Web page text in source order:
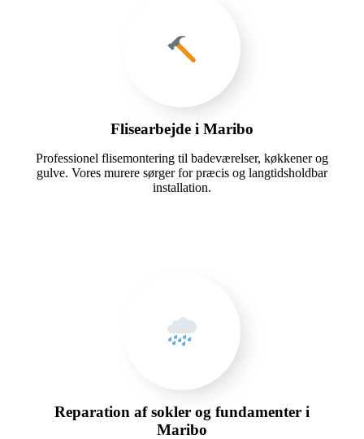
Flisearbejde i Maribo
Professionel flisemontering til badeværelser, køkkener og
gulve. Vores murere sørger for præcis og langtidsholdbar
installation.
Reparation af sokler og fundamenter i
Maribo